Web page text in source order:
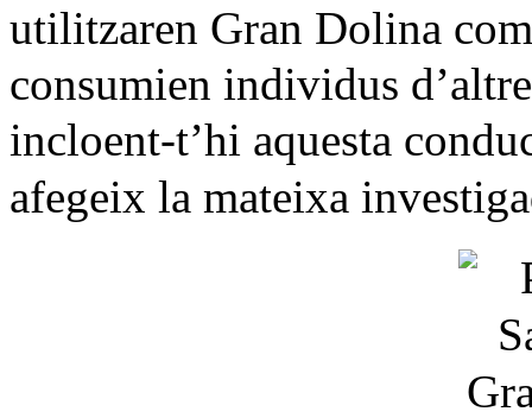
utilitzaren Gran Dolina
consumien individus
incloent-t’hi aquesta
afegeix la mateixa